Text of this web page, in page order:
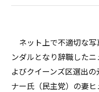
ネット上で不適切な写
ンダルとなり辞職した
よびクイーンズ区選出
ナー氏（民主党）の妻